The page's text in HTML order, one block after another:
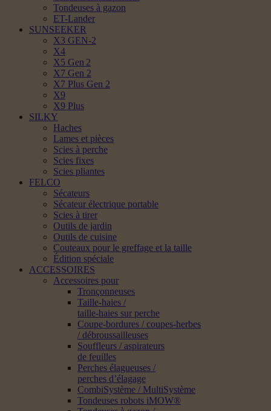
Tondeuses à gazon
ET-Lander
SUNSEEKER
X3 GEN-2
X4
X5 Gen 2
X7 Gen 2
X7 Plus Gen 2
X9
X9 Plus
SILKY
Haches
Lames et pièces
Scies à perche
Scies fixes
Scies pliantes
FELCO
Sécateurs
Sécateur électrique portable
Scies à tirer
Outils de jardin
Outils de cuisine
Couteaux pour le greffage et la taille
Édition spéciale
ACCESSOIRES
Accessoires pour
Tronçonneuses
Taille-haies /
taille-haies sur perche
Coupe-bordures / coupes-herbes
/ débroussailleuses
Souffleurs / aspirateurs
de feuilles
Perches élagueuses /
perches d’élagage
CombiSystème / MultiSystème
Tondeuses robots iMOW®